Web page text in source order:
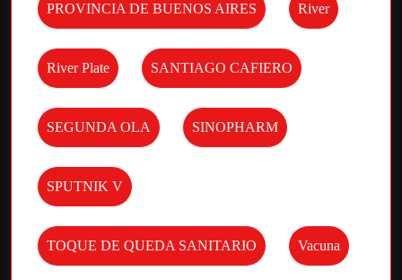
PROVINCIA DE BUENOS AIRES River
River Plate SANTIAGO CAFIERO
SEGUNDA OLA SINOPHARM
SPUTNIK V
TOQUE DE QUEDA SANITARIO Vacuna